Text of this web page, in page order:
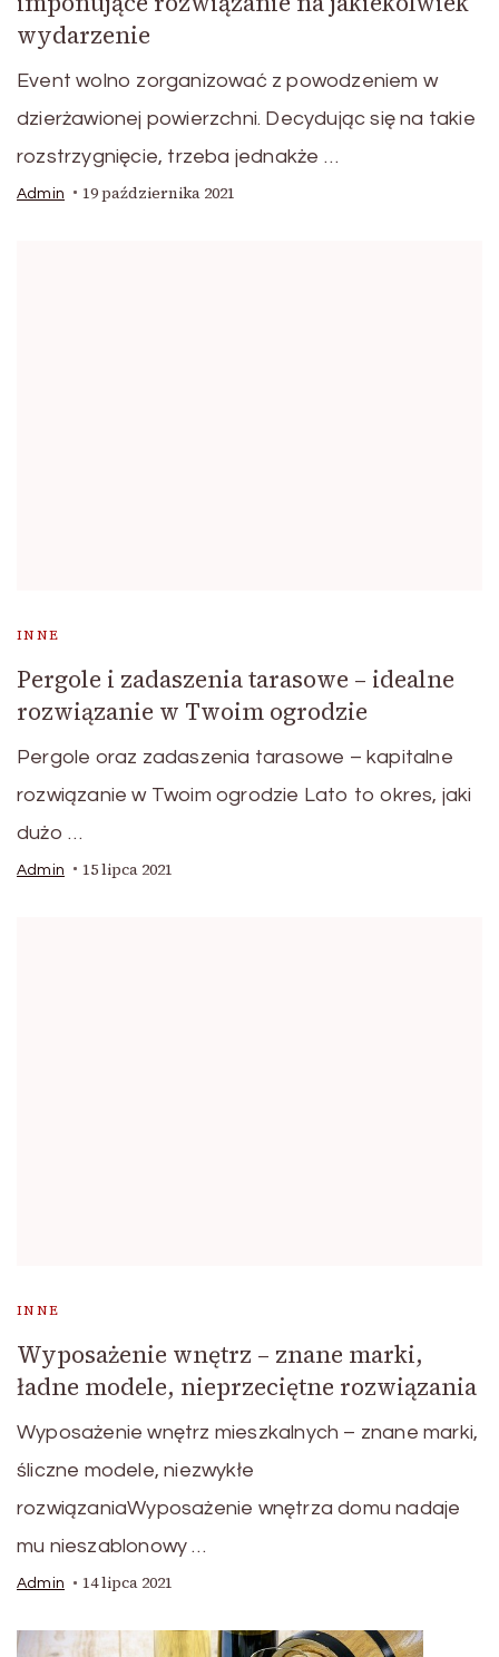
wydarzenie
Event wolno zorganizować z powodzeniem w
dzierżawionej powierzchni. Decydując się na takie
rozstrzygnięcie, trzeba jednakże …
Admin 19 października 2021
INNE
Pergole i zadaszenia tarasowe – idealne
rozwiązanie w Twoim ogrodzie
Pergole oraz zadaszenia tarasowe – kapitalne
rozwiązanie w Twoim ogrodzie Lato to okres, jaki
dużo …
Admin 15 lipca 2021
INNE
Wyposażenie wnętrz – znane marki,
ładne modele, nieprzeciętne rozwiązania
Wyposażenie wnętrz mieszkalnych – znane marki,
śliczne modele, niezwykłe
rozwiązaniaWyposażenie wnętrza domu nadaje
mu nieszablonowy …
Admin 14 lipca 2021